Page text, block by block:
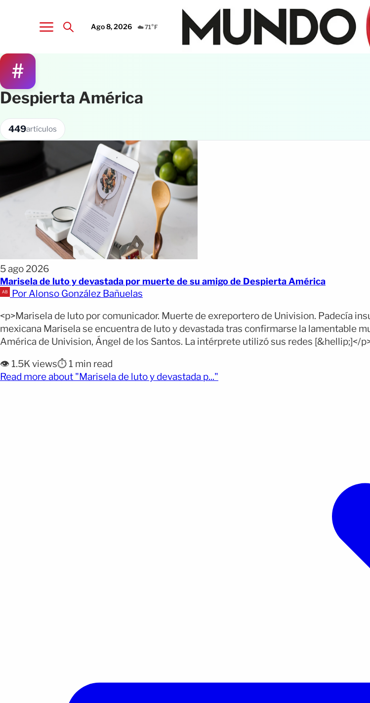
Ago 8, 2026 ☁️ 71°F
#
Despierta América
449artículos
5 ago 2026
Marisela de luto y devastada por muerte de su amigo de Despierta América
Por Alonso González Bañuelas
<p>Marisela de luto por comunicador. Muerte de exreportero de Univision. Padecía
mexicana Marisela se encuentra de luto y devastada tras confirmarse la lamentable
América de Univision, Ángel de los Santos. La intérprete utilizó sus redes [&hellip;]</
👁️ 1.5K views⏱️ 1 min read
Read more about "Marisela de luto y devastada p..."